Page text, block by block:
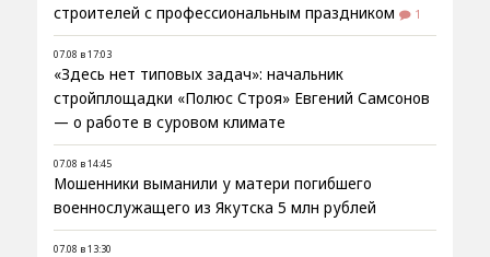
строителей с профессиональным праздником
1
07.08 в 17:03
«Здесь нет типовых задач»: начальник
стройплощадки «Полюс Строя» Евгений Самсонов
— о работе в суровом климате
07.08 в 14:45
Мошенники выманили у матери погибшего
военнослужащего из Якутска 5 млн рублей
07.08 в 13:30